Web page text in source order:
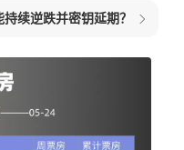
续逆跌并密钥延期？